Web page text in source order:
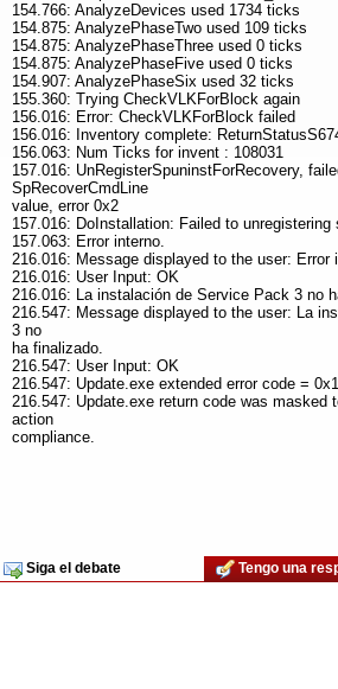
154.766: AnalyzeDevices used 1734 ticks
154.875: AnalyzePhaseTwo used 109 ticks
154.875: AnalyzePhaseThree used 0 ticks
154.875: AnalyzePhaseFive used 0 ticks
154.907: AnalyzePhaseSix used 32 ticks
155.360: Trying CheckVLKForBlock again
156.016: Error: CheckVLKForBlock failed
156.016: Inventory complete:
156.063: Num Ticks for invent : 108031
157.016: UnRegisterSpuninstForRecovery,
SpRecoverCmdLine
value, error 0x2
157.016: DoInstallation: Failed to
157.063: Error interno.
216.016: Message displayed to the user: Error
216.016: User Input: OK
216.016: La instalación de Service Pack 3 no
216.547: Message displayed to the user: La
3 no
ha finalizado.
216.547: User Input: OK
216.547: Update.exe extended error code =
216.547: Update.exe return code was masked
action
compliance.
Siga el debate Tengo una